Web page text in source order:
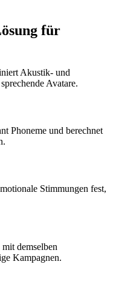
für
Akustik- und
Avatare.
Phoneme und berechnet
Stimmungen fest,
demselben
Kampagnen.